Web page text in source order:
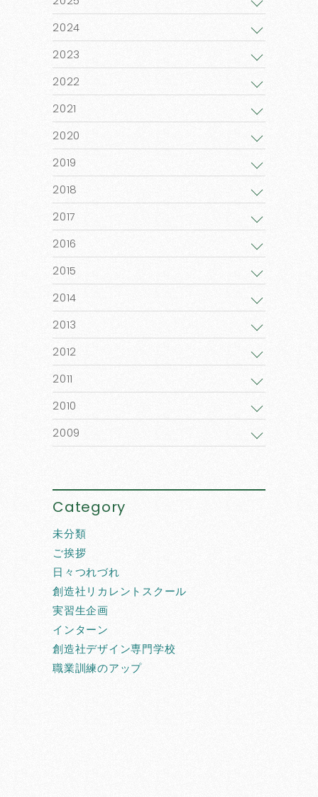
2024
2023
2022
2021
2020
2019
2018
2017
2016
2015
2014
2013
2012
2011
2010
2009
Category
未分類
ご挨拶
日々つれづれ
創造社リカレントスクール
実習生企画
インターン
創造社デザイン専門学校
職業訓練のアップ